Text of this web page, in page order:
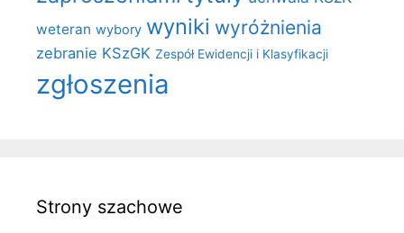
weteran wybory wyniki wyróżnienia
zebranie KSzGK Zespół Ewidencji i Klasyfikacji
zgłoszenia
Strony szachowe